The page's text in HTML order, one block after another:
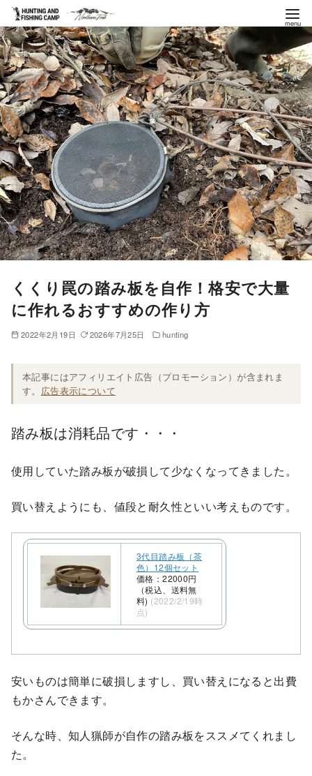
コ
ン
テ
ン
ツ
へ
移
動
くくり罠の踏み板を自作！格安で大量
に作れるおすすめの作り方
2022年2月19日 2026年7月25日 hunting
本記事にはアフィリエイト広告（プロモーション）が含まれま
す。 広告表示について
踏み板は消耗品です・・・
使用していた踏み板が破損して少なくなってきました。
買い替えようにも、値段と耐久性といい考えものです。
3代目踏み板（茶
色）12個セット
価格：22000円
（税込、送料無
料) (2022/2/19時
点)
安いものは簡単に破損しますし、買い替えになると出費
もかさんできます。
そんな時、知人猟師が自作の踏み板をススメてくれまし
た。